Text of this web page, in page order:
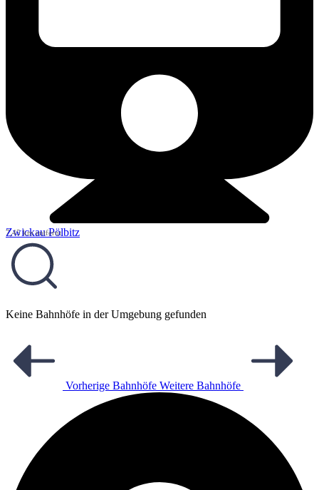
Zwickau Pölbitz
7,45 km entfernt
Keine Bahnhöfe in der Umgebung gefunden
Vorherige Bahnhöfe Weitere Bahnhöfe